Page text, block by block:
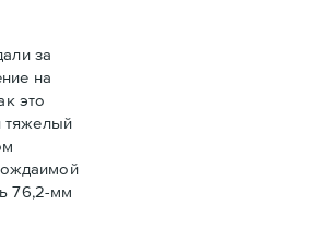
за
на
это
тяжелый
76,2-мм